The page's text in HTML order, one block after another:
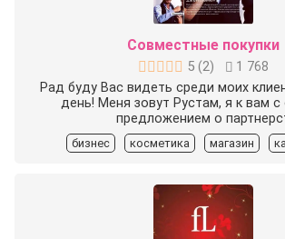
Совместные покупки
5 (2)
1 768
Рад буду Вас видеть среди моих
день! Меня зовут Рустам, я к вам
предложением о
бизнес косметика магазин